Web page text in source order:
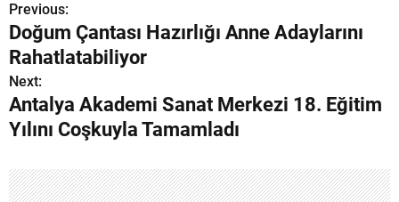
Y
a
z
ı
e
Previous:
Doğum Çantası Hazırlığı Anne Adaylarını
Rahatlatabiliyor
Next:
Antalya Akademi Sanat Merkezi 18. Eğitim
Yılını Coşkuyla Tamamladı